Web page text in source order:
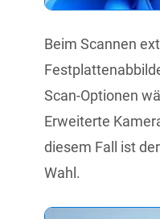
Beim Scannen
Scan-Optionen
Erweiterte
diesem Fall ist der
Wahl.